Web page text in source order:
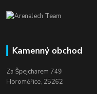
Kamenný obchod
Za Špejcharem 749
Horoměřice, 25262